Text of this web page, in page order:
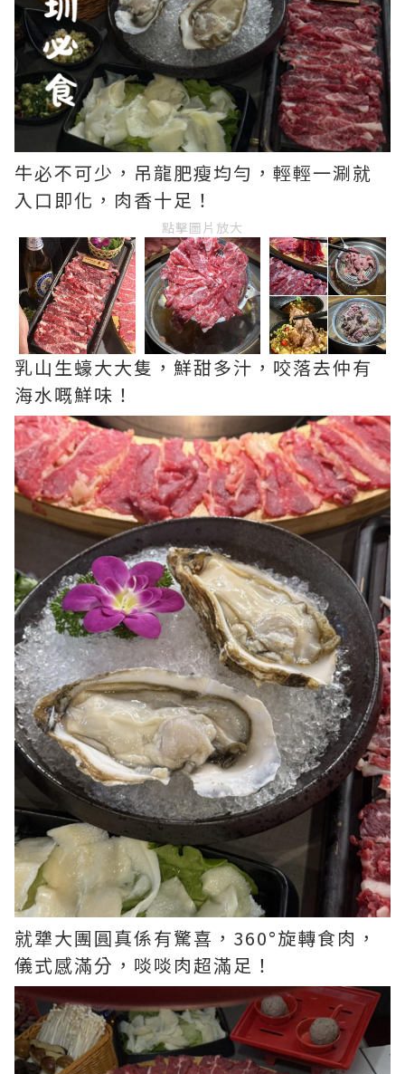
牛必不可少，吊龍肥瘦均勻，輕輕一涮就
入口即化，肉香十足！
點擊圖片放大
乳山生蠔大大隻，鮮甜多汁，咬落去仲有
海水嘅鮮味！
就犟大團圓真係有驚喜，360°旋轉食肉，
儀式感滿分，啖啖肉超滿足！